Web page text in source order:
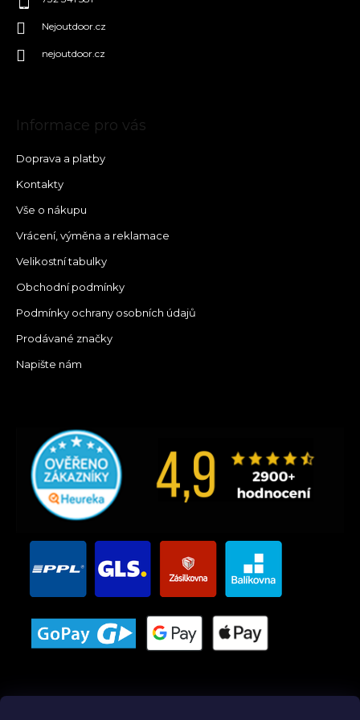
Nejoutdoor.cz
nejoutdoor.cz
Informace pro vás
Doprava a platby
Kontakty
Vše o nákupu
Vrácení, výměna a reklamace
Velikostní tabulky
Obchodní podmínky
Podmínky ochrany osobních údajů
Prodávané značky
Napište nám